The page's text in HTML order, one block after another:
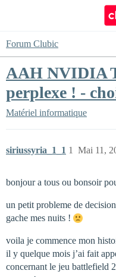
Forum Clubic
AAH NVIDIA
perplexe ! -
Matériel informatique
siriussyria_1_1 Mai 11,
1
bonjour a tous ou bonsoir
un petit probleme de
gache mes nuits !
voila je commence mon
il y quelque mois j’ai fait
concernant le jeu battlefield